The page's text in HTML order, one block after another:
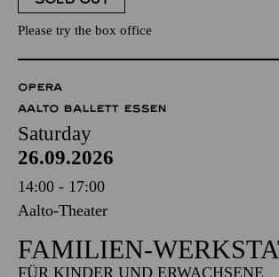
Please try the box office
OPERA
AALTO BALLETT ESSEN
Saturday
26.09.2026
14:00 - 17:00
Aalto-Theater
FAMILIEN-
FÜR KINDER UND ERWACHSENE